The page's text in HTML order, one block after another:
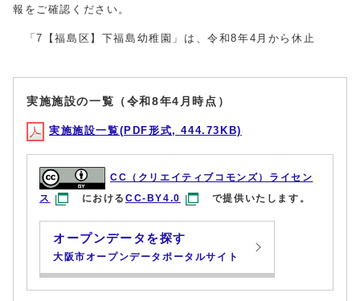
報をご確認ください。
「7【福島区】下福島幼稚園」は、令和8年4月から休止
実施施設の一覧（令和8年4月時点）
実施施設一覧(PDF形式, 444.73KB)
CC（クリエイティブコモンズ）ライセン
ス
におけるCC-BY4.0 で提供いたします。
オープンデータを探す
大阪市オープンデータポータルサイト